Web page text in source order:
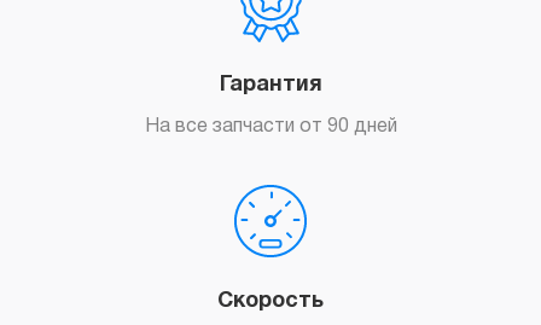
Гарантия
На все запчасти от 90 дней
Скорость